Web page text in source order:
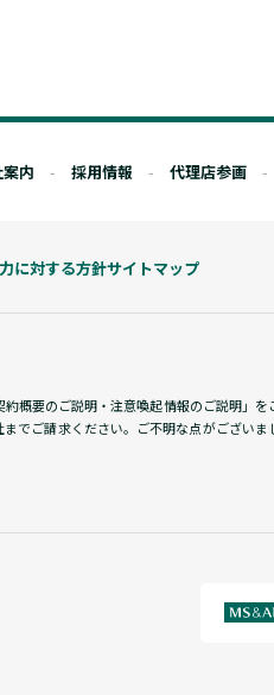
内 採用情報 代理店参画
に対する方針サイトマップ
概要のご説明・注意喚起情報のご説明」を
でご請求ください。ご不明な点がございま